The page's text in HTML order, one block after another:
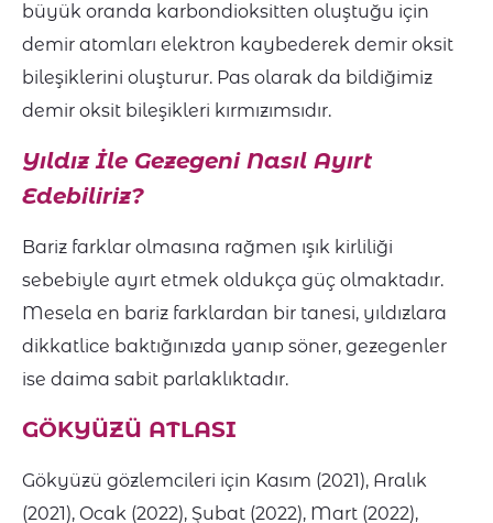
büyük oranda karbondioksitten oluştuğu için
demir atomları elektron kaybederek demir oksit
bileşiklerini oluşturur. Pas olarak da bildiğimiz
demir oksit bileşikleri kırmızımsıdır.
Yıldız İle Gezegeni Nasıl Ayırt
Edebiliriz?
Bariz farklar olmasına rağmen ışık kirliliği
sebebiyle ayırt etmek oldukça güç olmaktadır.
Mesela en bariz farklardan bir tanesi, yıldızlara
dikkatlice baktığınızda yanıp söner, gezegenler
ise daima sabit parlaklıktadır.
GÖKYÜZÜ ATLASI
Gökyüzü gözlemcileri için Kasım (2021), Aralık
(2021), Ocak (2022), Şubat (2022), Mart (2022),